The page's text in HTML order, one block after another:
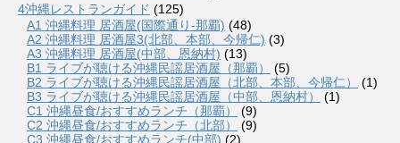
4沖縄レストランガイド (125)
A1 沖縄料理 居酒屋(国際通り-那覇) (48)
A2 沖縄料理 居酒屋3(北部、本部、今帰仁) (3)
A3 沖縄料理 居酒屋(中部、恩納村) (13)
B1 ライブが聴ける沖縄民謡居酒屋（那覇）
(5)
B2 ライブが聴ける沖縄民謡居酒屋（北部、本部、今帰仁）
(1)
B3 ライブが聴ける沖縄民謡居酒屋（中部、恩納村）
(1)
C1 沖縄昼食/おすすめランチ（那覇）
(9)
C2 沖縄昼食/おすすめランチ（北部）
(9)
C3 沖縄昼食/おすすめランチ(中部) (2)